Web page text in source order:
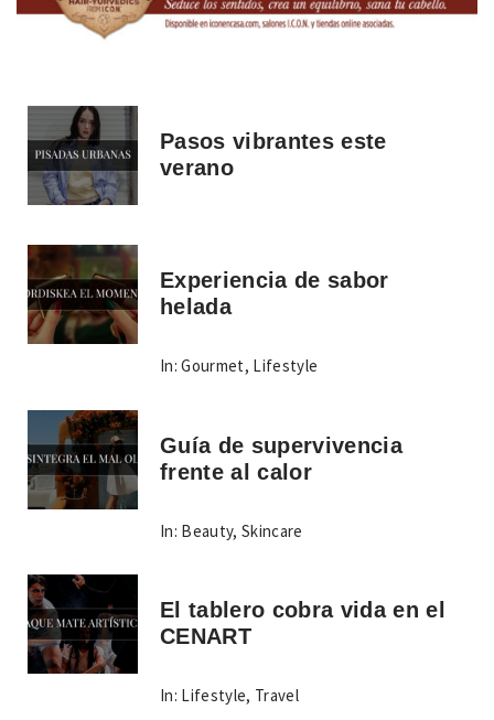
Pasos vibrantes este
verano
Experiencia de sabor
helada
In: Gourmet, Lifestyle
Guía de supervivencia
frente al calor
In: Beauty,Skincare
El tablero cobra vida en el
CENART
In: Lifestyle, Travel